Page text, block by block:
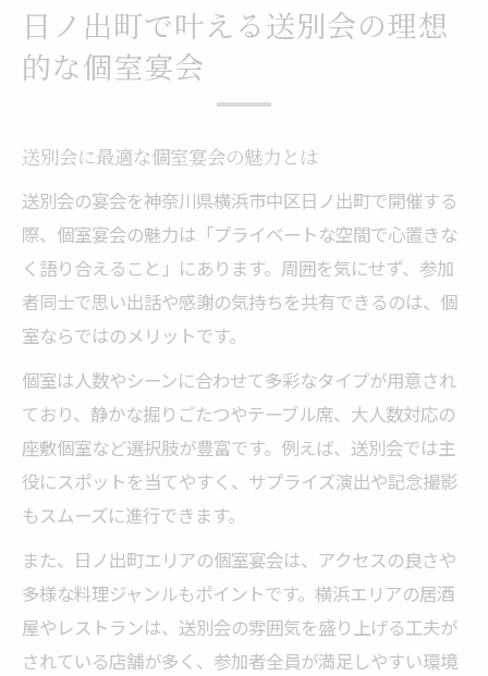
送別会幹事が知るべき宴会場選びの極意
送別会幹事が押さえるべき宴会場の条件
送別会に適した宴会場の見極め方のコツ
幹事が注意したい送別会会場のチェック項
目
個室宴会なら日ノ出町で送別会が格別に盛り上
がる
送別会が盛り上がる個室宴会の工夫を紹介
日ノ出町の個室宴会で送別会が格別な理由
送別会で個室宴会を活用した演出アイデア
個室宴会ならではの送別会サプライズ例
送別会の雰囲気を高める個室宴会の魅力
送別会参加人数別の会場選びポイント
最適な送別会場を人数で見極めるコツ
送別会の規模に合わせた会場の選定術
日ノ出町で叶える送別会の理想
的な個室宴会
送別会に最適な個室宴会の魅力とは
送別会の宴会を神奈川県横浜市中区日ノ出町で開催する
際、個室宴会の魅力は「プライベートな空間で心置きな
く語り合えること」にあります。周囲を気にせず、参加
者同士で思い出話や感謝の気持ちを共有できるのは、個
室ならではのメリットです。
個室は人数やシーンに合わせて多彩なタイプが用意され
ており、静かな掘りごたつやテーブル席、大人数対応の
座敷個室など選択肢が豊富です。例えば、送別会では主
役にスポットを当てやすく、サプライズ演出や記念撮影
もスムーズに進行できます。
また、日ノ出町エリアの個室宴会は、アクセスの良さや
多様な料理ジャンルもポイントです。横浜エリアの居酒
屋やレストランは、送別会の雰囲気を盛り上げる工夫が
されている店舗が多く、参加者全員が満足しやすい環境